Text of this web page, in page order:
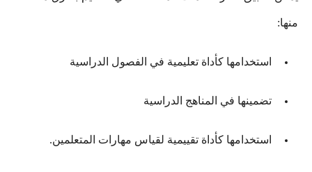
منها:
استخدامها كأداة تعليمية في الفصول الدراسية
تضمينها في المناهج الدراسية
استخدامها كأداة تقييمية لقياس مهارات المتعلمين.